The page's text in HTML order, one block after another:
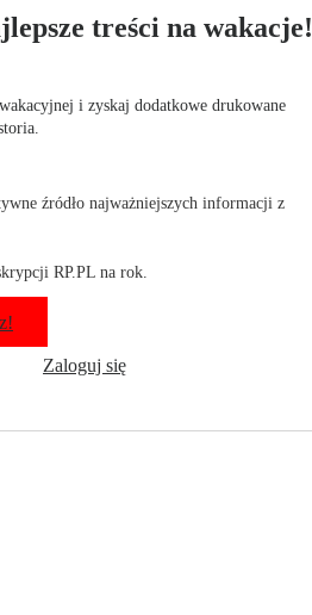
treści na wakacje!
i zyskaj dodatkowe drukowane
źródło najważniejszych informacji z
RP.PL na rok.
Zaloguj się